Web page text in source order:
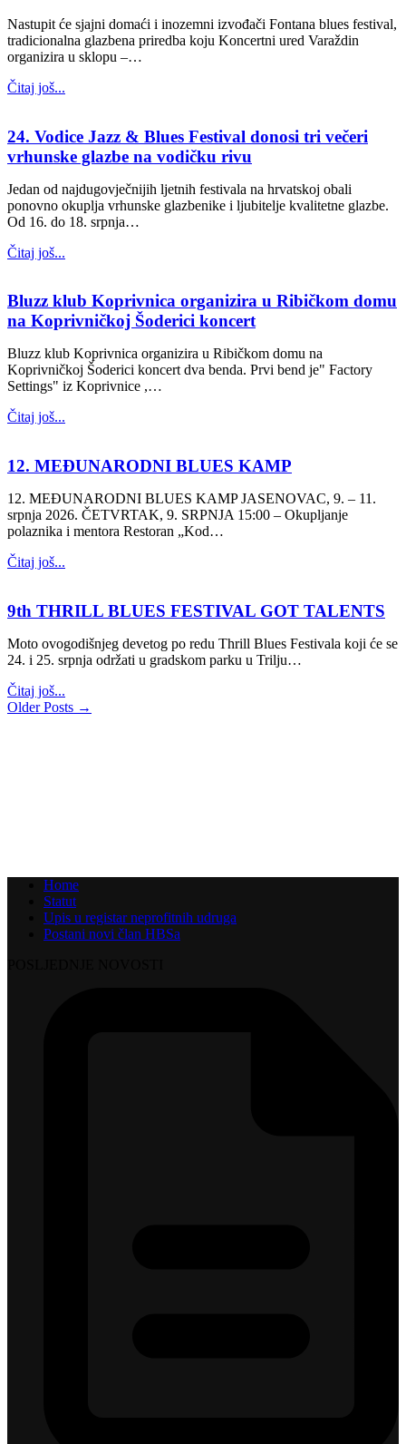
Nastupit će sjajni domaći i inozemni izvođači Fontana blues festival,
tradicionalna glazbena priredba koju Koncertni ured Varaždin
organizira u sklopu –…
Čitaj još...
24. Vodice Jazz & Blues Festival donosi tri večeri
vrhunske glazbe na vodičku rivu
Jedan od najdugovječnijih ljetnih festivala na hrvatskoj obali
ponovno okuplja vrhunske glazbenike i ljubitelje kvalitetne glazbe.
Od 16. do 18. srpnja…
Čitaj još...
Bluzz klub Koprivnica organizira u Ribičkom domu
na Koprivničkoj Šoderici koncert
Bluzz klub Koprivnica organizira u Ribičkom domu na
Koprivničkoj Šoderici koncert dva benda. Prvi bend je" Factory
Settings" iz Koprivnice ,…
Čitaj još...
12. MEĐUNARODNI BLUES KAMP
12. MEĐUNARODNI BLUES KAMP JASENOVAC, 9. – 11.
srpnja 2026. ČETVRTAK, 9. SRPNJA 15:00 – Okupljanje
polaznika i mentora Restoran „Kod…
Čitaj još...
9th THRILL BLUES FESTIVAL GOT TALENTS
Moto ovogodišnjeg devetog po redu Thrill Blues Festivala koji će se
24. i 25. srpnja održati u gradskom parku u Trilju…
Čitaj još...
Older Posts →
Home
Statut
Upis u registar neprofitnih udruga
Postani novi član HBSa